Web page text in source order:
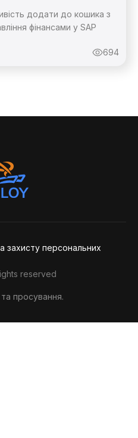
додати до кошика з
фінансами у SAP
694
захисту персональних
reserved
просування.